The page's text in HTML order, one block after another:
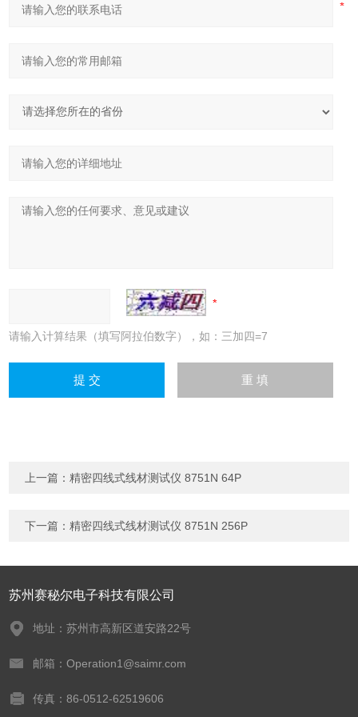
请输入计算结果（填写阿拉伯数字），如：三加四=7
上一篇：精密四线式线材测试仪 8751N 64P
下一篇：精密四线式线材测试仪 8751N 256P
苏州赛秘尔电子科技有限公司
地址：苏州市高新区道安路22号
邮箱：Operation1@saimr.com
传真：86-0512-62519606